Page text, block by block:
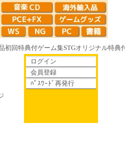
初回特典付ゲーム集STGオリジナル特典
て散りゆく鏡の花へ 70年代風ロボ
ログイン
会員登録
ﾊﾟｽﾜｰﾄﾞ再発行